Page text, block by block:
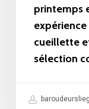
base
notre
expérience
jonquilles,
printemps
cueillette
sélection